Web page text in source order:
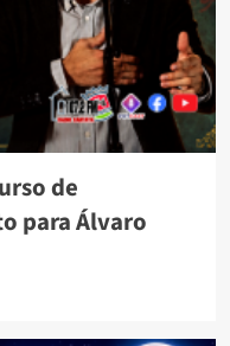
de
para Álvaro